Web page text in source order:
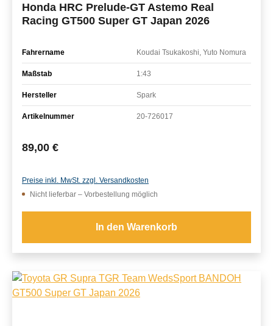
Honda HRC Prelude-GT Astemo Real
Racing GT500 Super GT Japan 2026
Fahrername Koudai Tsukakoshi, Yuto Nomura
Maßstab 1:43
Hersteller Spark
Artikelnummer 20-726017
Regulärer Preis:
89,00 €
Preise inkl. MwSt. zzgl. Versandkosten
Nicht lieferbar – Vorbestellung möglich
In den Warenkorb